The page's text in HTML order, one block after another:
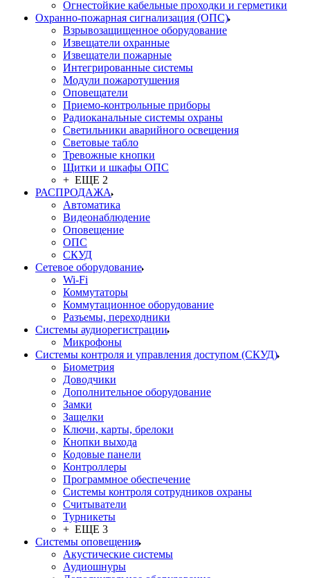
Огнестойкие кабельные проходки и герметики
Охранно-пожарная сигнализация (ОПС)
Взрывозащищенное оборудование
Извещатели охранные
Извещатели пожарные
Интегрированные системы
Модули пожаротушения
Оповещатели
Приемо-контрольные приборы
Радиоканальные системы охраны
Светильники аварийного освещения
Световые табло
Тревожные кнопки
Щитки и шкафы ОПС
+ ЕЩЕ 2
РАСПРОДАЖА
Автоматика
Видеонаблюдение
Оповещение
ОПС
СКУД
Сетевое оборудование
Wi-Fi
Коммутаторы
Коммутационное оборудование
Разъемы, переходники
Системы аудиорегистрации
Микрофоны
Системы контроля и управления доступом (СКУД)
Биометрия
Доводчики
Дополнительное оборудование
Замки
Защелки
Ключи, карты, брелоки
Кнопки выхода
Кодовые панели
Контроллеры
Программное обеспечение
Системы контроля сотрудников охраны
Считыватели
Турникеты
+ ЕЩЕ 3
Системы оповещения
Акустические системы
Аудиошнуры